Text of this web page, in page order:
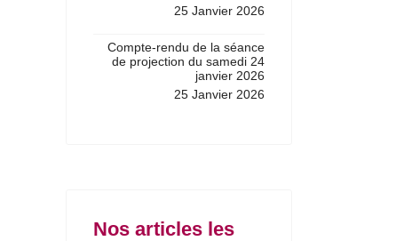
25 Janvier 2026
Compte-rendu de la séance
de projection du samedi 24
janvier 2026
25 Janvier 2026
Nos articles les